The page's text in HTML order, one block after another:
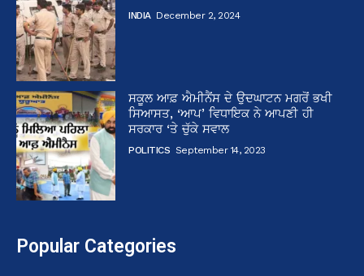
INDIA December 2, 2024
ਸਕੂਲ ਆਫ਼ ਐਮੀਨੈਂਸ ਦੇ ਉਦਘਾਟਨ ਮਗਰੋਂ ਭਖੀ
ਸਿਆਸਤ, ‘ਆਪ’ ਵਿਧਾਇਕ ਨੇ ਆਪਣੀ ਹੀ
ਸਰਕਾਰ ‘ਤੇ ਚੁੱਕੇ ਸਵਾਲ
POLITICS September 14, 2023
Popular Categories